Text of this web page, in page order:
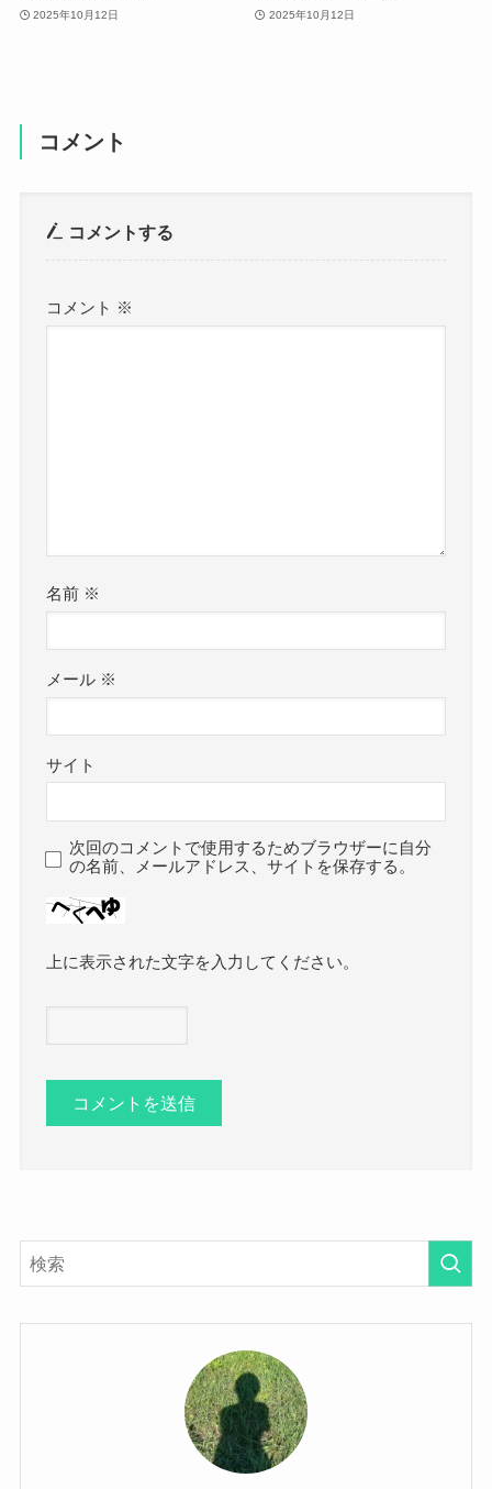
2025年10月12日 2025年10月12日
コメント
コメントする
コメント ※
名前 ※
メール ※
サイト
次回のコメントで使用するためブラウザーに自分
の名前、メールアドレス、サイトを保存する。
上に表示された文字を入力してください。